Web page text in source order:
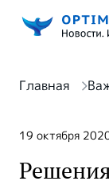
Главная
19 октября